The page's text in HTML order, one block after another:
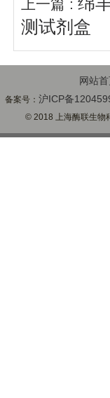
上一篇 :
测试剂盒
网站
备案号：沪ICP备
© 2018 上海酶联生物